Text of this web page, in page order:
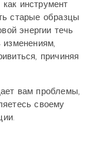
инструмент
старые образцы
энергии течь
изменениям,
причиняя
вам проблемы,
своему